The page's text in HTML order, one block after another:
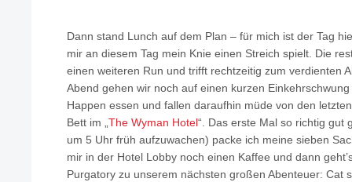
Dann stand Lunch auf dem Plan – für mich ist der Tag
mir an diesem Tag mein Knie einen Streich spielt. Die
einen weiteren Run und trifft rechtzeitig zum verdienten
Abend gehen wir noch auf einen kurzen
Happen essen und fallen daraufhin müde von den
Bett im „ The Wyman Hotel“. Das erste Mal so richtig gut
um 5 Uhr früh aufzuwachen) packe ich meine sieben
mir in der Hotel Lobby noch einen Kaffee und dann
Purgatory zu unserem nächsten großen Abenteuer: Cat